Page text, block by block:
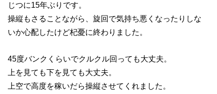
じつに15年ぶりです。
操縦もさることながら、旋回で気持ち悪くなったりしな
いか心配したけど杞憂に終わりました。
45度バンクくらいでクルクル回っても大丈夫。
上を見ても下を見ても大丈夫。
上空で高度を稼いだら操縦させてくれました。